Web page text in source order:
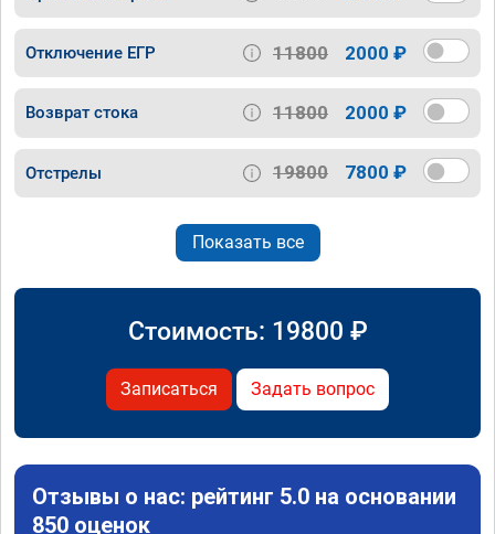
Отключение ЕГР 11800 2000 ₽
Возврат стока 11800 2000 ₽
Отстрелы 19800 7800 ₽
Показать все
Стоимость: 19800 ₽
Записаться Задать вопрос
Отзывы о нас: рейтинг 5.0 на основании
850 оценок